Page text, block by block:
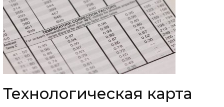
Технологическая карта